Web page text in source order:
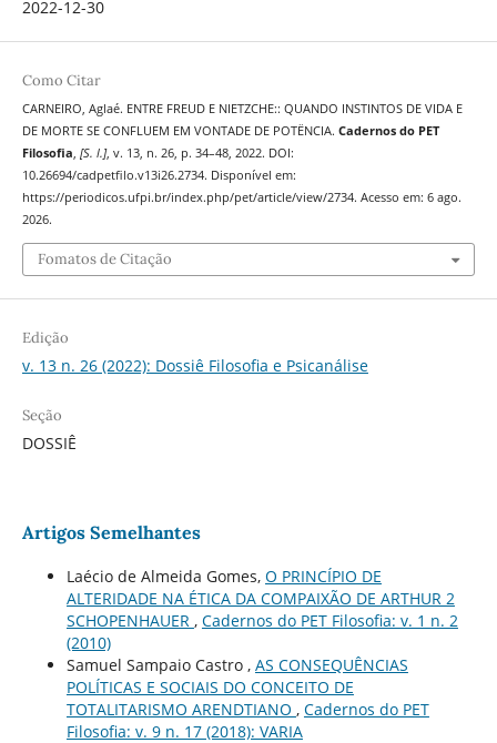
2022-12-30
Como Citar
CARNEIRO, Aglaé. ENTRE FREUD E NIETZCHE:: QUANDO INSTINTOS DE VIDA E
DE MORTE SE CONFLUEM EM VONTADE DE POTËNCIA. Cadernos do PET
Filosofia, [S. l.], v. 13, n. 26, p. 34–48, 2022. DOI:
10.26694/cadpetfilo.v13i26.2734. Disponível em:
https://periodicos.ufpi.br/index.php/pet/article/view/2734. Acesso em: 6 ago.
2026.
Fomatos de Citação
Edição
v. 13 n. 26 (2022): Dossiê Filosofia e Psicanálise
Seção
DOSSIÊ
Artigos Semelhantes
Laécio de Almeida Gomes, O PRINCÍPIO DE
ALTERIDADE NA ÉTICA DA COMPAIXÃO DE ARTHUR 2
SCHOPENHAUER , Cadernos do PET Filosofia: v. 1 n. 2
(2010)
Samuel Sampaio Castro , AS CONSEQUÊNCIAS
POLÍTICAS E SOCIAIS DO CONCEITO DE
TOTALITARISMO ARENDTIANO , Cadernos do PET
Filosofia: v. 9 n. 17 (2018): VARIA